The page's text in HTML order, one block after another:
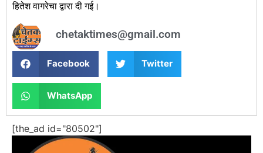
हितेश वागरेचा द्वारा दी गई।
chetaktimes@gmail.com
Facebook Twitter
WhatsApp
[the_ad id="80502"]